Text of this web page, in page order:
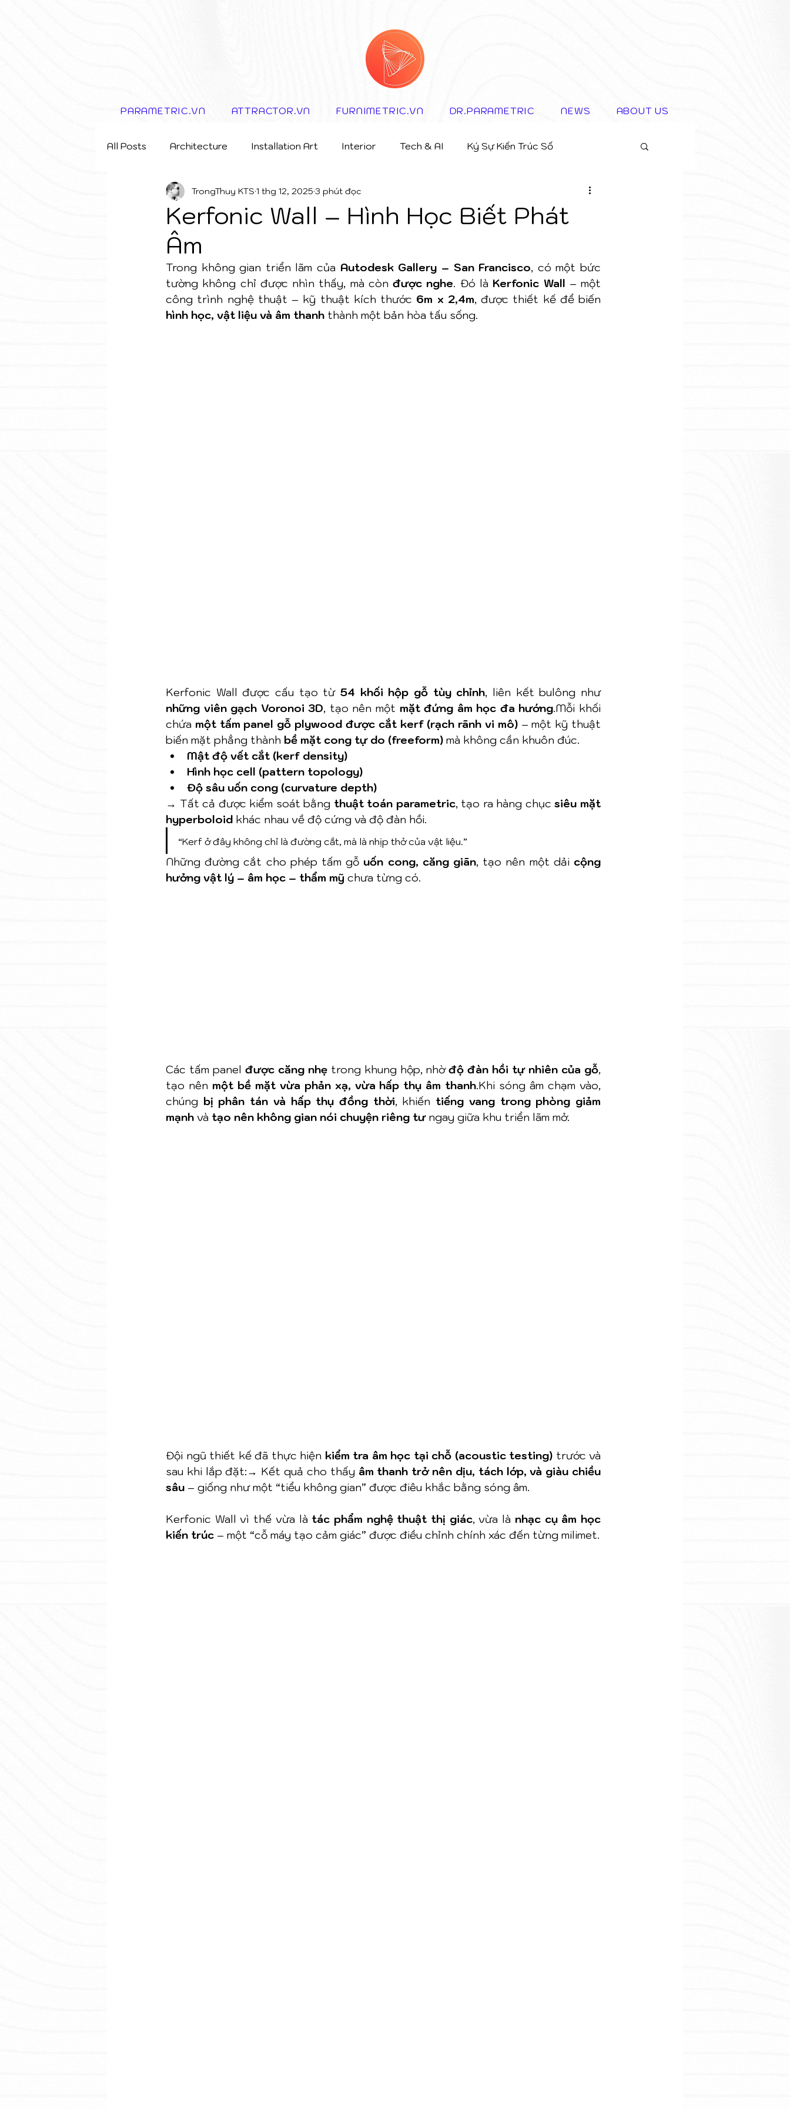
PARAMETRIC.VN ATTRACTOR.VN FURNIMETRIC.VN DR.PARAMETRIC NEWS ABOUT US
All Posts Architecture Installation Art Interior Tech & AI Ký Sự Kiến Trúc Số
Storytelling Concept
Kerfonic Wall – Hình Học Biết Phát
Âm
TrongThuy KTS 1 thg 12, 2025 3 phút đọc
Trong không gian triển lãm của Autodesk Gallery – San Francisco, có một bức
tường không chỉ được nhìn thấy, mà còn được nghe. Đó là Kerfonic Wall – một
công trình nghệ thuật – kỹ thuật kích thước 6m x 2,4m
hình học, vật liệu và âm thanh thành một bản hòa tấu sống.
Kerfonic Wall được cấu tạo từ 54 khối hộp gỗ tùy chỉnh
, liên kết bulông như
những viên gạch Voronoi 3D, tạo nên một mặt đứng âm học đa hướng.Mỗi khối
chứa một tấm panel gỗ plywood được cắt kerf (rạch rãnh vi mô) – một kỹ thuật
biến mặt phẳng thành bề mặt cong tự do (freeform) mà không cần khuôn đúc.
Mật độ vết cắt (kerf density)
Hình học cell (pattern topology)
Độ sâu uốn cong (curvature depth)
→ Tất cả được kiểm soát bằng thuật toán parametric, tạo ra hàng chục siêu mặt
hyperboloid khác nhau về độ cứng và độ đàn hồi.
“Kerf ở đây không chỉ là đường cắt, mà là nhịp thở của vật liệu.”
Những đường cắt cho phép tấm gỗ uốn cong, căng giãn, tạo nên một dải cộng
hưởng vật lý – âm học – thẩm mỹ chưa từng có.
Các tấm panel được căng nhẹ trong khung hộp, nhờ độ đàn hồi tự nhiên của gỗ,
tạo nên một bề mặt vừa phản xạ, vừa hấp thụ âm thanh.Khi sóng âm chạm vào,
chúng bị phân tán và hấp thụ đồng thời, khiến tiếng vang trong phòng giảm
mạnh và tạo nên không gian nói chuyện riêng tư ngay giữa khu triển lãm mở.
Đội ngũ thiết kế đã thực hiện kiểm tra âm học tại chỗ (acoustic testing) trước và
sau khi lắp đặt:→ Kết quả cho thấy âm thanh trở nên dịu, tách lớp, và giàu chiều
sâu – giống như một “tiểu không gian” được điêu khắc bằng sóng âm.
Kerfonic Wall vì thế vừa là tác phẩm nghệ thuật thị giác, vừa là nhạc cụ âm học
kiến trúc – một “cỗ máy tạo cảm giác” được điều chỉnh chính xác đến từng milimet.